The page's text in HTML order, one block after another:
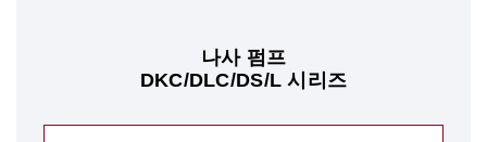
나사 펌프
DKC/DLC/DS/L 시리즈